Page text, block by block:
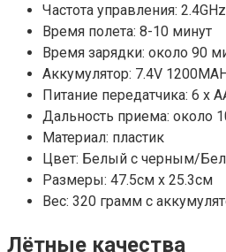
Частота управления: 2.4GHz
Время полета: 8-10 минут
Время зарядки: около 90
Аккумулятор: 7.4V
Питание передатчика: 6 x
Дальность приема: около
Материал: пластик
Цвет: Белый с черным/
Размеры: 47.5см х 25.3см
Вес: 320 грамм с
Лётные качества